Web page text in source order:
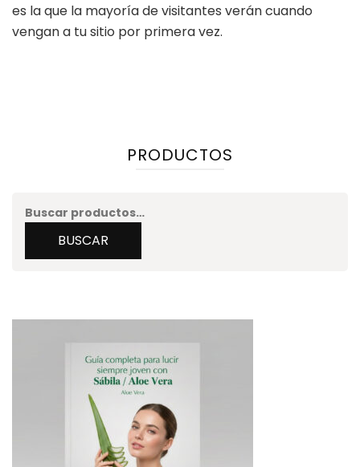
es la que la mayoría de visitantes verán cuando
vengan a tu sitio por primera vez.
PRODUCTOS
BUSCAR